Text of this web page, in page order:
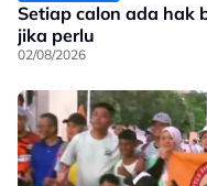
Setiap calon ada hak
jika perlu
02/08/2026